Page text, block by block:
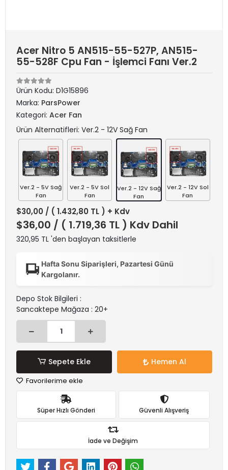
Acer Nitro 5 AN515-55-527P, AN515-
55-528F Cpu Fan - İşlemci Fanı Ver.2
Ürün Kodu: D1G15896
Marka: ParsPower
Kategori: Acer Fan
Ürün Alternatifleri: Ver.2 - 12V Sağ Fan
Ver.2 - 5V Sağ
Fan
Ver.2 - 5V Sol
Fan
Ver.2 - 12V Sağ
Fan
Ver.2 - 12V Sol
Fan
$30,00 / ( 1.432,80 TL ) + Kdv
$36,00 / ( 1.719,36 TL ) Kdv Dahil
320,95 TL 'den başlayan taksitlerle
Hafta Sonu Siparişleri, Pazartesi Günü
Kargolanır.
Depo Stok Bilgileri :
Sancaktepe Mağaza : 20+
Sepete Ekle Hemen Al
Favorilerime ekle
Süper Hızlı Gönderi Güvenli Alışveriş
İade ve Değişim